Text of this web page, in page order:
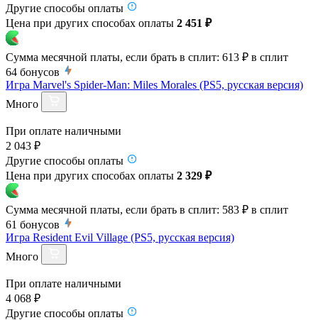
Другие способы оплаты
Цена при других способах оплаты 2 451 ₽
Сумма месячной платы, если брать в сплит: 613 ₽ в сплит
64 бонусов
Игра Marvel's Spider-Man: Miles Morales (PS5, русская версия)
Много
При оплате наличными
2 043 ₽
Другие способы оплаты
Цена при других способах оплаты 2 329 ₽
Сумма месячной платы, если брать в сплит: 583 ₽ в сплит
61 бонусов
Игра Resident Evil Village (PS5, русская версия)
Много
При оплате наличными
4 068 ₽
Другие способы оплаты